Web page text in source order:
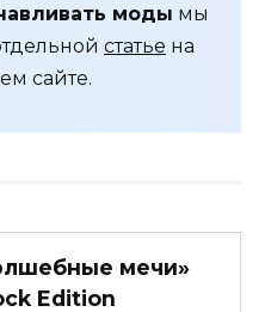
моды мы
статье на
сайте.
мечи»
Edition